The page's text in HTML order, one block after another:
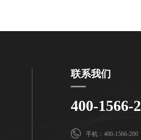
联系我们
400-1566-
手机：400-1566-200